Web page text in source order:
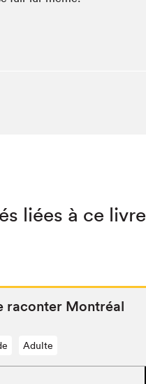
liées à ce livre
racon­ter Montréal
Adulte